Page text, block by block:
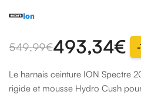
Ion
549,99 €493,34€
Le harnais ceinture ION Spectre
rigide et mousse Hydro Cush